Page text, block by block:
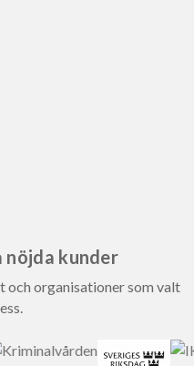
nöjda kunder
och organisationer som valt